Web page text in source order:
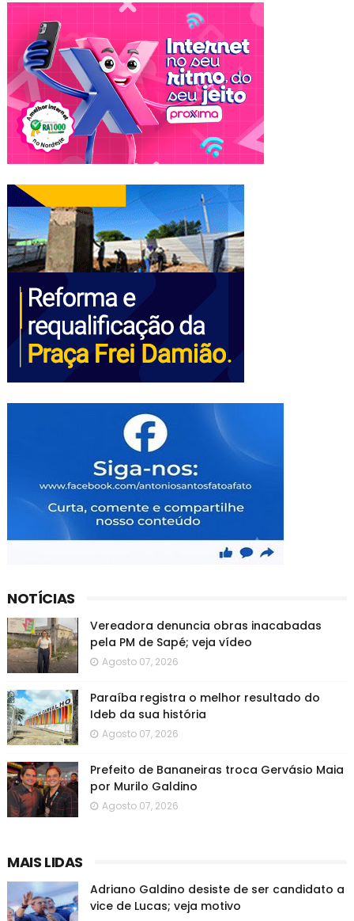
NOTÍCIAS
Vereadora denuncia obras inacabadas
pela PM de Sapé; veja vídeo
Agosto 07, 2026
Paraíba registra o melhor resultado do
Ideb da sua história
Agosto 07, 2026
Prefeito de Bananeiras troca Gervásio Maia
por Murilo Galdino
Agosto 07, 2026
MAIS LIDAS
Adriano Galdino desiste de ser candidato a
vice de Lucas; veja motivo